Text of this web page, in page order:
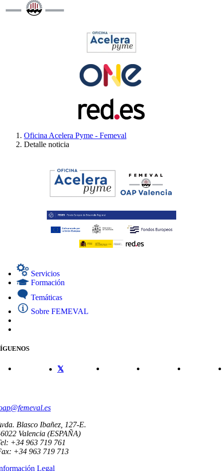
Oficina Acelera Pyme - Femeval
Detalle noticia
Servicios
Formación
Temáticas
Sobre FEMEVAL
Blasco Ibañez, 127-E.
Valencia (ESPAÑA)
+34 963 719 761
+34 963 719 713
Legal